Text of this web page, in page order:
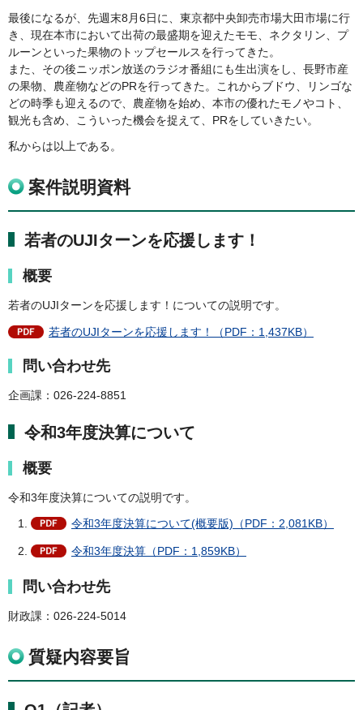
最後になるが、先週末8月6日に、東京都中央卸売市場大田市場に行
き、現在本市において出荷の最盛期を迎えたモモ、ネクタリン、プ
ルーンといった果物のトップセールスを行ってきた。
また、その後ニッポン放送のラジオ番組にも生出演をし、長野市産
の果物、農産物などのPRを行ってきた。これからブドウ、リンゴな
どの時季も迎えるので、農産物を始め、本市の優れたモノやコト、
観光も含め、こういった機会を捉えて、PRをしていきたい。
私からは以上である。
案件説明資料
若者のUJIターンを応援します！
概要
若者のUJIターンを応援します！についての説明です。
若者のUJIターンを応援します！（PDF：1,437KB）
問い合わせ先
企画課：026-224-8851
令和3年度決算について
概要
令和3年度決算についての説明です。
令和3年度決算について(概要版)（PDF：2,081KB）
令和3年度決算（PDF：1,859KB）
問い合わせ先
財政課：026-224-5014
質疑内容要旨